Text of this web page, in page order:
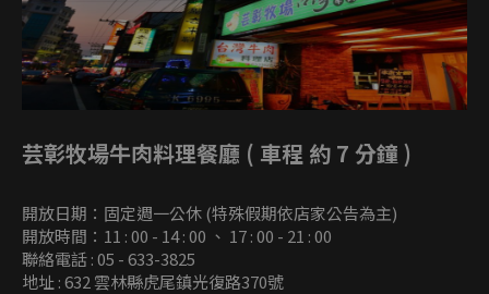
芸彰牧場牛肉料理餐廳 ( 車程 約 7 分鐘 )
開放日期：固定週一公休 (特殊假期依店家公告為主)
開放時間：11 : 00 - 14 : 00 、 17 : 00 - 21 : 00
聯絡電話 : 05 - 633-3825
地址 : 632 雲林縣虎尾鎮光復路370號